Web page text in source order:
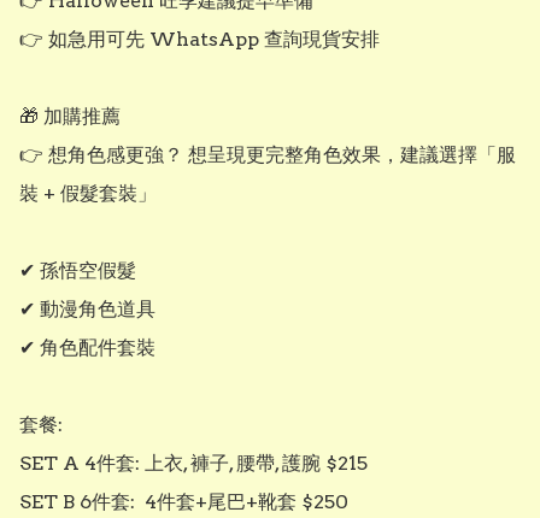
👉 如急用可先 WhatsApp 查詢現貨安排
🎁 加購推薦
👉 想角色感更強？ 想呈現更完整角色效果，建議選擇「服
裝 + 假髮套裝」
✔ 孫悟空假髮
✔ 動漫角色道具
✔ 角色配件套裝
套餐:
SET A 4件套: 上衣, 褲子, 腰帶, 護腕 $215
SET B 6件套:  4件套+尾巴+靴套 $250